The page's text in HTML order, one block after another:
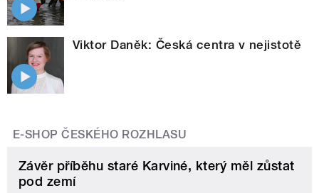
Viktor Daněk: Česká centra v nejistotě
E-SHOP ČESKÉHO ROZHLASU
Závěr příběhu staré Karviné, který měl zůstat
pod zemí